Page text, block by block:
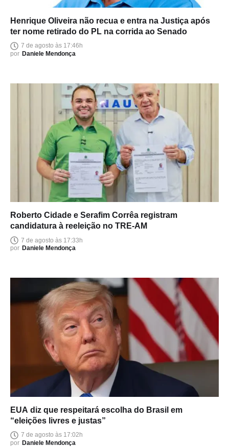
Henrique Oliveira não recua e entra na Justiça após
ter nome retirado do PL na corrida ao Senado
7 de agosto às 17:46h
por Daniele Mendonça
Roberto Cidade e Serafim Corrêa registram
candidatura à reeleição no TRE-AM
7 de agosto às 17:33h
por Daniele Mendonça
EUA diz que respeitará escolha do Brasil em
“eleições livres e justas”
7 de agosto às 17:02h
por Daniele Mendonça